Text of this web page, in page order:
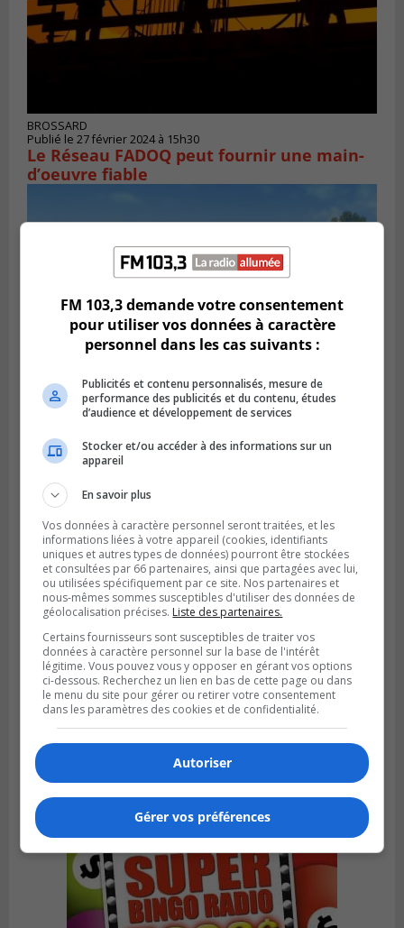
BROSSARD
Publié le 27 février 2024 à 15h30
Le Réseau FADOQ peut fournir une main-
d’oeuvre fiable
SAINT-HUBERT
Carignan a un plan pour le locatif
intergénérationnel
BROSSARD
Publié le 23 février 2024 à 10h59
Les candidatures pour le Gala excellence
sont terminées
FM 103,3 demande votre consentement
pour utiliser vos données à caractère
personnel dans les cas suivants :
Publicités et contenu personnalisés, mesure de
performance des publicités et du contenu, études
d’audience et développement de services
Stocker et/ou accéder à des informations sur un
appareil
En savoir plus
Vos données à caractère personnel seront traitées, et les
informations liées à votre appareil (cookies, identifiants
uniques et autres types de données) pourront être stockées
et consultées par 66 partenaires, ainsi que partagées avec lui,
ou utilisées spécifiquement par ce site. Nos partenaires et
nous-mêmes sommes susceptibles d'utiliser des données de
géolocalisation précises. Liste des partenaires.
Certains fournisseurs sont susceptibles de traiter vos
données à caractère personnel sur la base de l'intérêt
légitime. Vous pouvez vous y opposer en gérant vos options
ci-dessous. Recherchez un lien en bas de cette page ou dans
le menu du site pour gérer ou retirer votre consentement
dans les paramètres des cookies et de confidentialité.
Autoriser
Gérer vos préférences